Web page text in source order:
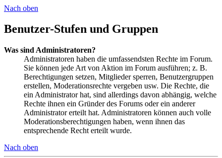
Nach oben
Benutzer-Stufen und Gruppen
Was sind Administratoren?
Administratoren haben die umfassendsten Rechte im Forum.
Sie können jede Art von Aktion im Forum ausführen; z. B.
Berechtigungen setzen, Mitglieder sperren, Benutzergruppen
erstellen, Moderationsrechte vergeben usw. Die Rechte, die
ein Administrator hat, sind allerdings davon abhängig, welche
Rechte ihnen ein Gründer des Forums oder ein anderer
Administrator erteilt hat. Administratoren können auch volle
Moderationsberechtigungen haben, wenn ihnen das
entsprechende Recht erteilt wurde.
Nach oben